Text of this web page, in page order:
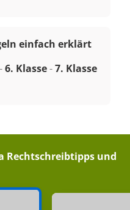
einfach erklärt
-6. Klasse-7. Klasse
Rechtschreibtipps und